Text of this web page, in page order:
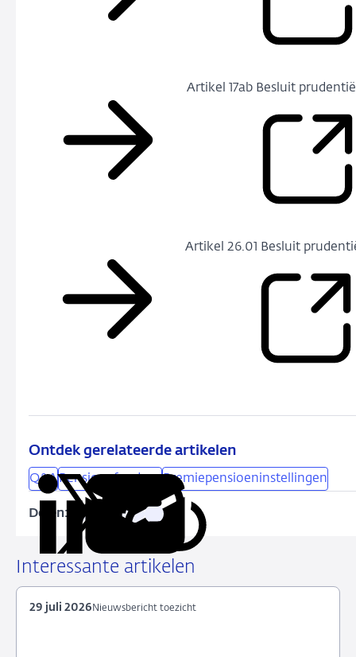
Artikel 17ab Besluit
Artikel 26.01 Besluit
Ontdek gerelateerde artikelen
Q&APensioenfondsen Premiepensioeninstellingen
Delen:
Deel
LinkedIn
via
X
Deel
Facebook
Deel
e-
Kopieer
Interessante artikelen
Nieuwsbericht toezicht
29 juli 2026